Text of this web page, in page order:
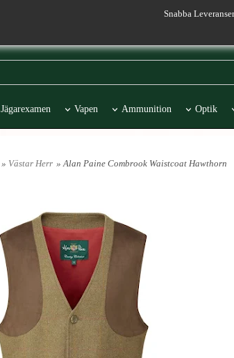
Snabba
Jägarexamen Vapen Ammunition Optik
» Västar Herr » Alan Paine Combrook Waistcoat Hawthorn